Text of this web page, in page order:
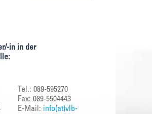
in in der
Tel.: 089-595270
Fax: 089-5504443
E-Mail: info(at)vlb-